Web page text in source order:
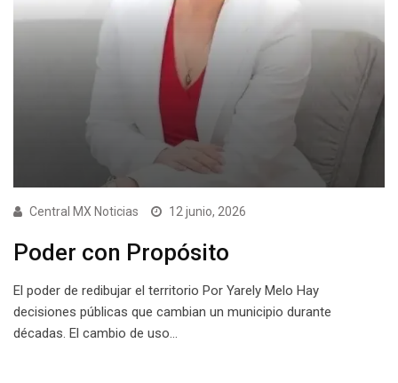
Central MX Noticias 12 junio, 2026
Poder con Propósito
El poder de redibujar el territorio Por Yarely Melo Hay
decisiones públicas que cambian un municipio durante
décadas. El cambio de uso…